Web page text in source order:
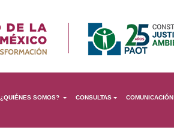
¿QUIÉNES SOMOS? CONSULTAS COMUNICACIÓN